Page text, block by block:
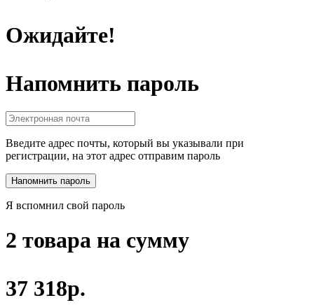
Ожидайте!
Напомнить пароль
Введите адрес почты, который вы указывали при
регистрации, на этот адрес отправим пароль
Я вспомнил свой пароль
2 товара на сумму
37 318р.